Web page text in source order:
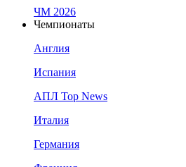
ЧМ 2026
Чемпионаты
Англия
Испания
АПЛ Top News
Италия
Германия